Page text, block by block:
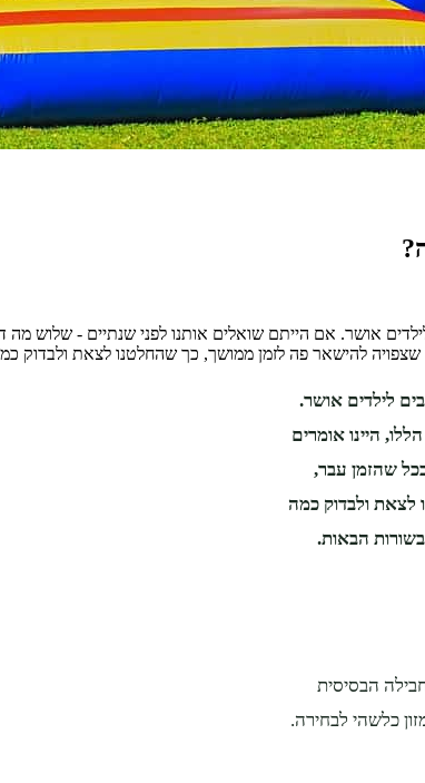
אושר. אם הייתם שואלים אותנו לפני שנתיים - שלוש
להישאר פה לזמן ממושך, כך שהחלטנו לצאת ולבדוק
לילדים אושר.
היינו אומרים
שהזמן עבר,
לצאת ולבדוק כמה
הבאות.
הבסיסית
כלשהי לבחירה.